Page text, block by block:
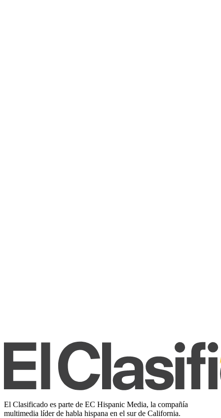
El Clasificado es parte de EC Hispanic Media, la compañía
multimedia líder de habla hispana en el sur de California.